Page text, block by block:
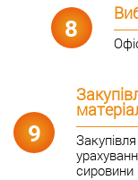
8
9
сировини